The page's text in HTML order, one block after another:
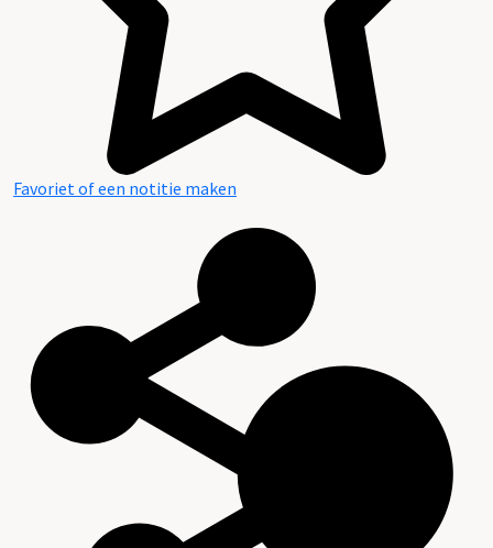
Favoriet of een notitie maken